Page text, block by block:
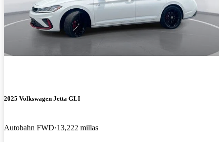
2025 Volkswagen Jetta GLI
Autobahn FWD 13,222 millas